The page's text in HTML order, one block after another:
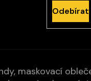
Odebírat
maskovací